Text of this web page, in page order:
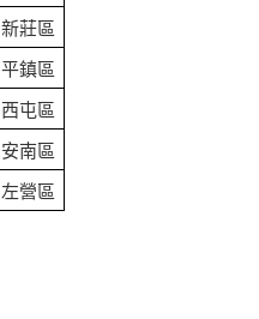
新莊區
平鎮區
西屯區
安南區
左營區